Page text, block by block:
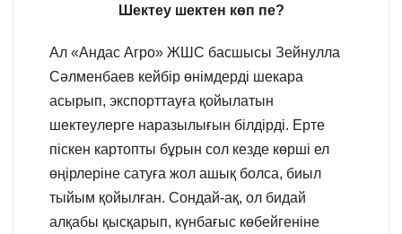
Шектеу шектен көп пе?
Ал «Андас Агро» ЖШС басшысы Зейнулла
Сәлменбаев кейбір өнімдерді шекара
асырып, экспорттауға қойылатын
шектеулерге наразылығын білдірді. Ерте
піскен картопты бұрын сол кезде көрші ел
өңірлеріне сатуға жол ашық болса, биыл
тыйым қойылған. Сондай-ақ, ол бидай
алқабы қысқарып, күнбағыс көбейгеніне